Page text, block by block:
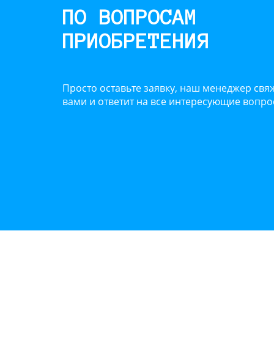
ПО ВОПРОСАМ
ПРИОБРЕТЕНИЯ
Просто оставьте заявку, наш менеджер
вами и ответит на все интересующие